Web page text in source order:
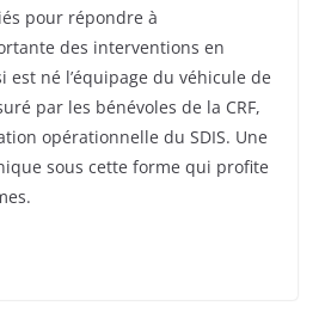
pour répondre à
des interventions en
est né l’équipage du véhicule de
par les bénévoles de la CRF,
opérationnelle du SDIS. Une
sous cette forme qui profite